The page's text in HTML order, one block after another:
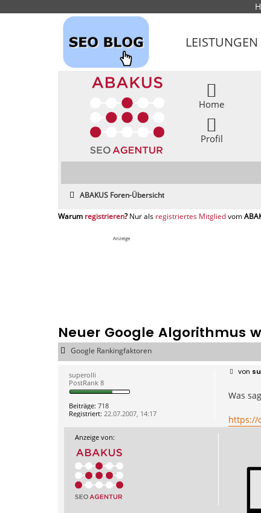
LEISTUNGEN
Home
Profil
ABAKUS Foren-Übersicht
registrieren registriertes Mitglied
Anzeige
Neuer Google Algorithmus
Google Rankingfaktoren
superolli
PostRank 8
Beiträge: 718
Registriert: 22.07.2007, 14:17
B
t
g
von
Was
https://
Anzeige von: